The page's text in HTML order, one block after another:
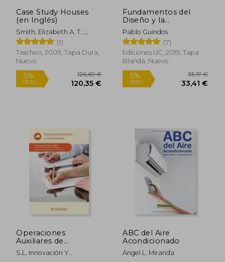
5%
dcto.
Rápido
5%
dcto.
Case Study Houses
(en Inglés)
Smith, Elizabeth A. T. ;
Gössel, Peter ; Shulman,
Julius
(1)
Taschen, 2009, Tapa Dura,
Nuevo
Fundamentos del
Diseño y la
Construcción con
Madera
Pablo Guindos
(7)
Ediciones UC, 2019, Tapa
Blanda, Nuevo
Operaciones
Auxiliares de
Revestimientos
Continuos en
S.L. Innovación Y
ABC del Aire
Acondicionado
Ángel L. Miranda